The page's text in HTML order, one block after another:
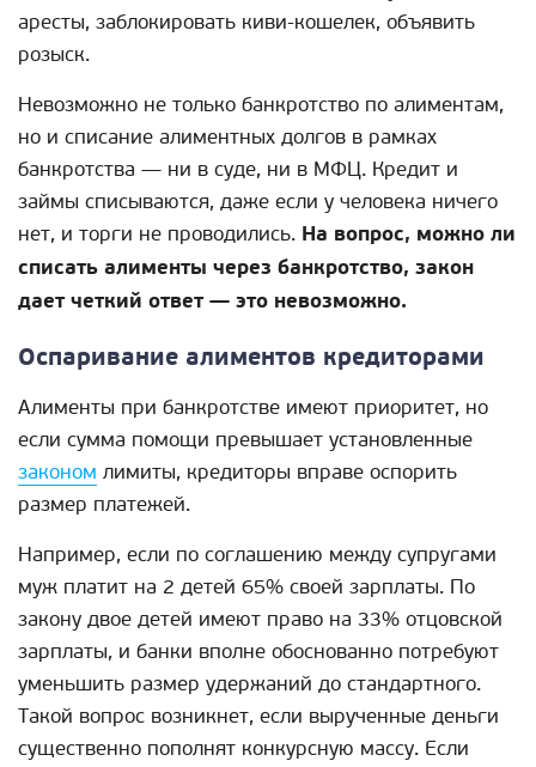
аресты, заблокировать киви-кошелек, объявить
розыск.
Невозможно не только банкротство по алиментам,
но и списание алиментных долгов в рамках
банкротства — ни в суде, ни в МФЦ. Кредит и
займы списываются, даже если у человека ничего
нет, и торги не проводились. На вопрос, можно ли
списать алименты через банкротство, закон
дает четкий ответ — это невозможно.
Оспаривание алиментов кредиторами
Алименты при банкротстве имеют приоритет, но
если сумма помощи превышает установленные
законом лимиты, кредиторы вправе оспорить
размер платежей.
Например, если по соглашению между супругами
муж платит на 2 детей 65% своей зарплаты. По
закону двое детей имеют право на 33% отцовской
зарплаты, и банки вполне обоснованно потребуют
уменьшить размер удержаний до стандартного.
Такой вопрос возникнет, если вырученные деньги
существенно пополнят конкурсную массу. Если